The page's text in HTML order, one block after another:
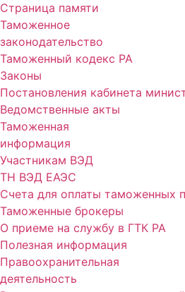
Страница памяти
Таможенное
законодательство
Таможенный кодекс РА
Законы
Постановления кабинета
Ведомственные акты
Таможенная
информация
Участникам ВЭД
ТН ВЭД ЕАЭС
Счета для оплаты таможенных
Таможенные брокеры
О приеме на службу в ГТК РА
Полезная информация
Правоохранительная
деятельность